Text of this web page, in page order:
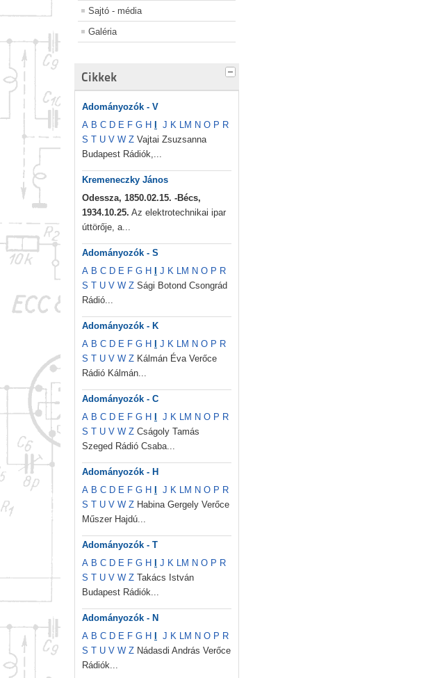
Sajtó - média
Galéria
Cikkek
Adományozók - V
A B C D E F G H J K LM N O P R
S T U V W Z Vajtai Zsuzsanna
Budapest Rádiók,...
Kremeneczky János
Odessza, 1850.02.15. -Bécs,
1934.10.25. Az elektrotechnikai ipar
úttörője, a...
Adományozók - S
A B C D E F G H J K LM N O P R
S T U V W Z Sági Botond Csongrád
Rádió...
Adományozók - K
A B C D E F G H J K LM N O P R
S T U V W Z Kálmán Éva Verőce
Rádió Kálmán...
Adományozók - C
A B C D E F G H J K LM N O P R
S T U V W Z Cságoly Tamás
Szeged Rádió Csaba...
Adományozók - H
A B C D E F G H J K LM N O P R
S T U V W Z Habina Gergely Verőce
Műszer Hajdú...
Adományozók - T
A B C D E F G H J K LM N O P R
S T U V W Z Takács István
Budapest Rádiók...
Adományozók - N
A B C D E F G H J K LM N O P R
S T U V W Z Nádasdi András Verőce
Rádiók...